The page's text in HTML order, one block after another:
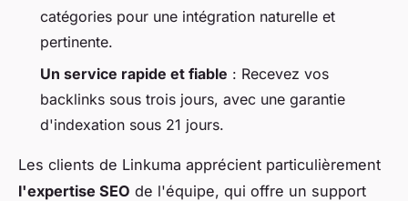
catégories pour une intégration naturelle et
pertinente.
Un service rapide et fiable : Recevez vos
backlinks sous trois jours, avec une garantie
d'indexation sous 21 jours.
Les clients de Linkuma apprécient particulièrement
l'expertise SEO de l'équipe, qui offre un support